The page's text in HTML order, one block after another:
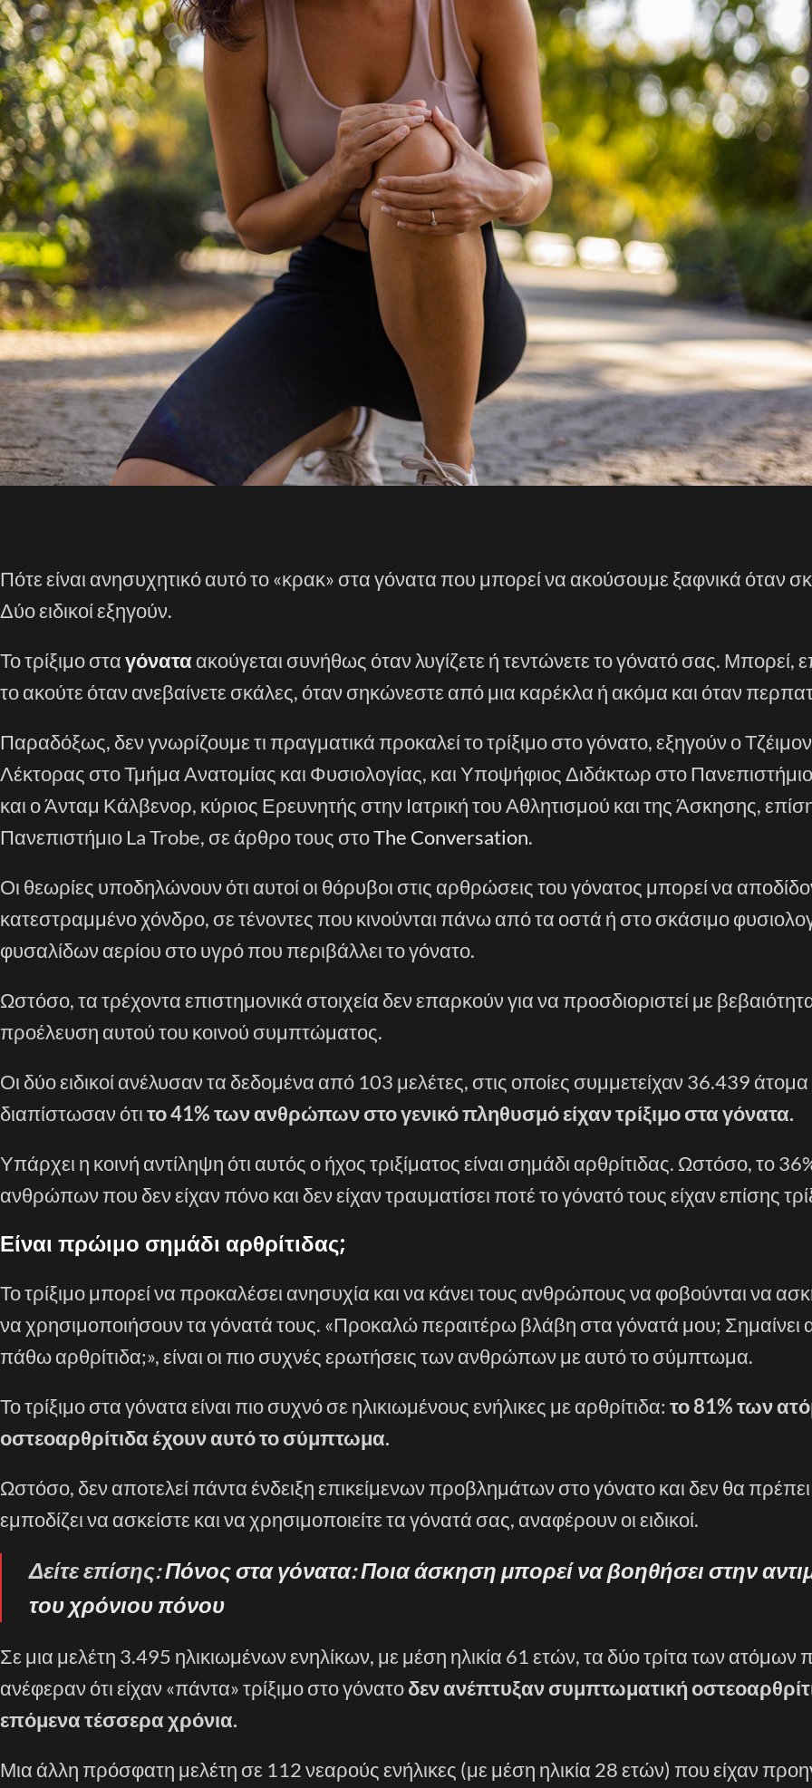
Πότε είναι ανησυχητικό αυτό το «κρακ» στα γόνατα που μπορεί να ακούσουμε ξαφνικά όταν
Δύο ειδικοί εξηγούν.
Το τρίξιμο σταγόνατα ακούγεται συνήθως όταν λυγίζετε ή τεντώνετε το γόνατό σας. Μπορεί,
το ακούτε όταν ανεβαίνετε σκάλες, όταν σηκώνεστε από μια καρέκλα ή ακόμα και όταν
Παραδόξως, δεν γνωρίζουμε τι πραγματικά προκαλεί το τρίξιμο στο γόνατο, εξηγούν ο
Λέκτορας στο Τμήμα Ανατομίας και Φυσιολογίας, και Υποψήφιος Διδάκτωρ στο
και ο Άνταμ Κάλβενορ, κύριος Ερευνητής στην Ιατρική του Αθλητισμού και της Άσκησης,
Πανεπιστήμιο La Trobe, σε άρθρο τους στοThe Conversation.
Οι θεωρίες υποδηλώνουν ότι αυτοί οι θόρυβοι στις αρθρώσεις του γόνατος μπορεί να
κατεστραμμένο χόνδρο, σε τένοντες που κινούνται πάνω από τα οστά ή στο σκάσιμο
φυσαλίδων αερίου στο υγρό που περιβάλλει το γόνατο.
Ωστόσο, τα τρέχοντα επιστημονικά στοιχεία δεν επαρκούν για να προσδιοριστεί με
προέλευση αυτού του κοινού συμπτώματος.
Οι δύο ειδικοί ανέλυσαν τα δεδομένα από 103 μελέτες, στις οποίες συμμετείχαν 36.439 άτομα
διαπίστωσαν ότιτο 41% ​​των ανθρώπων στο γενικό πληθυσμό είχαν τρίξιμο στα γόνατα.
Υπάρχει η κοινή αντίληψη ότι αυτός ο ήχος τριξίματος είναι σημάδι αρθρίτιδας. Ωστόσο, το
ανθρώπων που δεν είχαν πόνο και δεν είχαν τραυματίσει ποτέ το γόνατό τους είχαν επίσης
Είναι πρώιμο σημάδι αρθρίτιδας;
Το τρίξιμο μπορεί να προκαλέσει ανησυχία και να κάνει τους ανθρώπους να φοβούνται να
να χρησιμοποιήσουν τα γόνατά τους. «Προκαλώ περαιτέρω βλάβη στα γόνατά μου; Σημαίνει
πάθω αρθρίτιδα;», είναι οι πιο συχνές ερωτήσεις των ανθρώπων με αυτό το σύμπτωμα.
Το τρίξιμο στα γόνατα είναι πιο συχνό σε ηλικιωμένους ενήλικες με αρθρίτιδα: το 81% των
οστεοαρθρίτιδα έχουν αυτό το σύμπτωμα.
Ωστόσο, δεν αποτελεί πάντα ένδειξη επικείμενων προβλημάτων στο γόνατο και δεν θα
εμποδίζει να ασκείστε και να χρησιμοποιείτε τα γόνατά σας, αναφέρουν οι ειδικοί.
Δείτε επίσης:Πόνος στα γόνατα: Ποια άσκηση μπορεί να βοηθήσει στην
του χρόνιου πόνου
Σε μια μελέτη 3.495 ηλικιωμένων ενηλίκων, με μέση ηλικία 61 ετών, τα δύο τρίτα των ατόμων
ανέφεραν ότι είχαν «πάντα» τρίξιμο στο γόνατοδεν ανέπτυξαν συμπτωματική
επόμενα τέσσερα χρόνια.
Μια άλλη πρόσφατη μελέτη σε 112 νεαρούς ενήλικες (με μέση ηλικία 28 ετών) που είχαν